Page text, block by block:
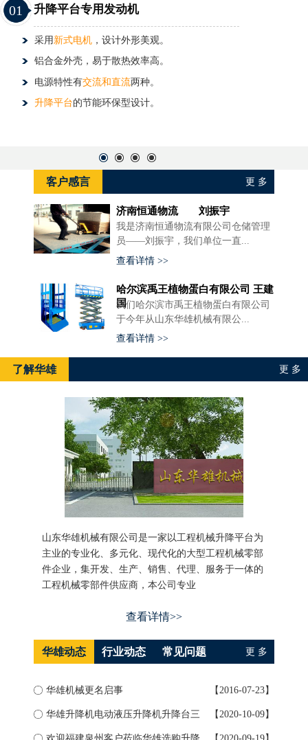
01 升降平台专用发动机
采用 新式电机，设计外形美观。
铝合金外壳，易于散热效率高。
电源特性有交流和直流两种。
升降平台的节能环保型设计。
更 多
客户感言
济南恒通物流 刘振宇
我是济南恒通物流有限公司仓储管理
员——刘振宇，我们单位一直...
查看详情 >>
哈尔滨禹王植物蛋白有限公司 王建
国
我们哈尔滨市禹王植物蛋白有限公司
于今年从山东华雄机械有限公...
查看详情 >>
更 多
了解华雄
山东华雄机械有限公司是一家以工程机械升降平台为
主业的专业化、多元化、现代化的大型工程机械零部
件企业，集开发、生产、销售、代理、服务于一体的
工程机械零部件供应商，本公司专业
查看详情>>
更 多
华雄动态 行业动态 常见问题
【2016-07-23】
华雄机械更名启事
【2020-10-09】
华雄升降机电动液压升降机升降台三